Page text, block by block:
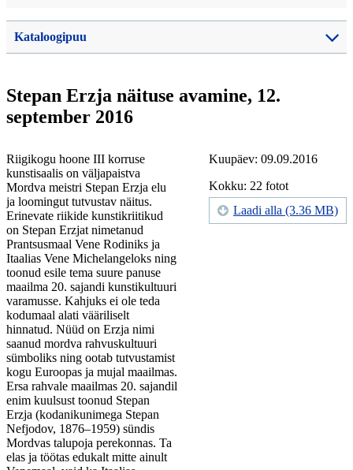
Kataloogipuu
Stepan Erzja näituse avamine, 12.
september 2016
Kuupäev: 09.09.2016
Kokku: 22 fotot
Laadi alla (3.36 MB)
Riigikogu hoone III korruse
kunstisaalis on väljapaistva
Mordva meistri Stepan Erzja elu
ja loomingut tutvustav näitus.
Erinevate riikide kunstikriitikud
on Stepan Erzjat nimetanud
Prantsusmaal Vene Rodiniks ja
Itaalias Vene Michelangeloks ning
toonud esile tema suure panuse
maailma 20. sajandi kunstikultuuri
varamusse. Kahjuks ei ole teda
kodumaal alati vääriliselt
hinnatud. Nüüd on Erzja nimi
saanud mordva rahvuskultuuri
sümboliks ning ootab tutvustamist
kogu Euroopas ja mujal maailmas.
Ersa rahvale maailmas 20. sajandil
enim kuulsust toonud Stepan
Erzja (kodanikunimega Stepan
Nefjodov, 1876–1959) sündis
Mordvas talupoja perekonnas. Ta
elas ja töötas edukalt mitte ainult